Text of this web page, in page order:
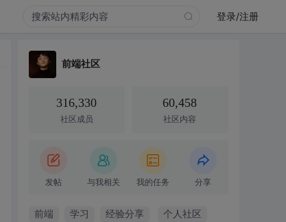
登录/注册
前端社区
316,330
社区成员
60,458
社区内容
发帖 与我相关 我的任务 分享
前端 学习 经验分享 个人社区